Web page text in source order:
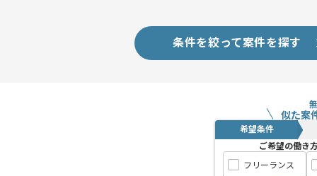
条件を絞って案件を探す
似た案
希望条件
ご希望の働き
フリーランス